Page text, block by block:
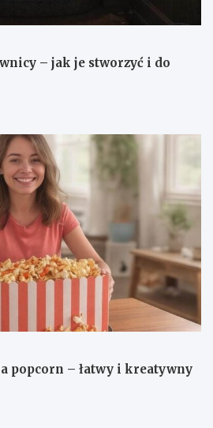
– jak je stworzyć i do
popcorn – łatwy i kreatywny